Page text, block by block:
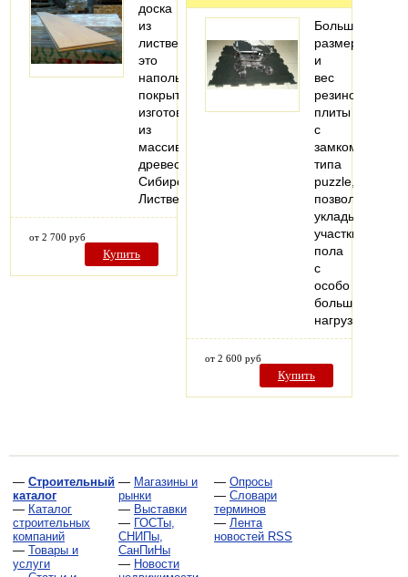
доска
из
лиственницы
это
напольное
покрытие,
изготовленное
из
массива
древесины
Сибирской
Лиственницы.
от 2 700 руб
Купить
Большой
размер
и
вес
резиновой
плиты
с
замком
типа
puzzle,
позволяет
укладывать
участки
пола
с
особо
большими
нагрузками
от 2 600 руб
Купить
— Строительный
каталог
— Каталог
строительных
компаний
— Товары и
услуги
— Магазины и
рынки
— Выставки
— ГОСТы,
СНИПы,
СанПиНы
— Новости
— Опросы
— Словари
терминов
— Лента
новостей RSS